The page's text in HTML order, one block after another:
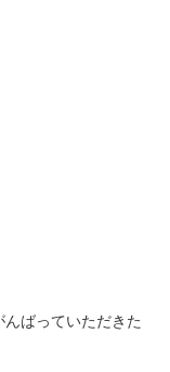
ばっていただきた